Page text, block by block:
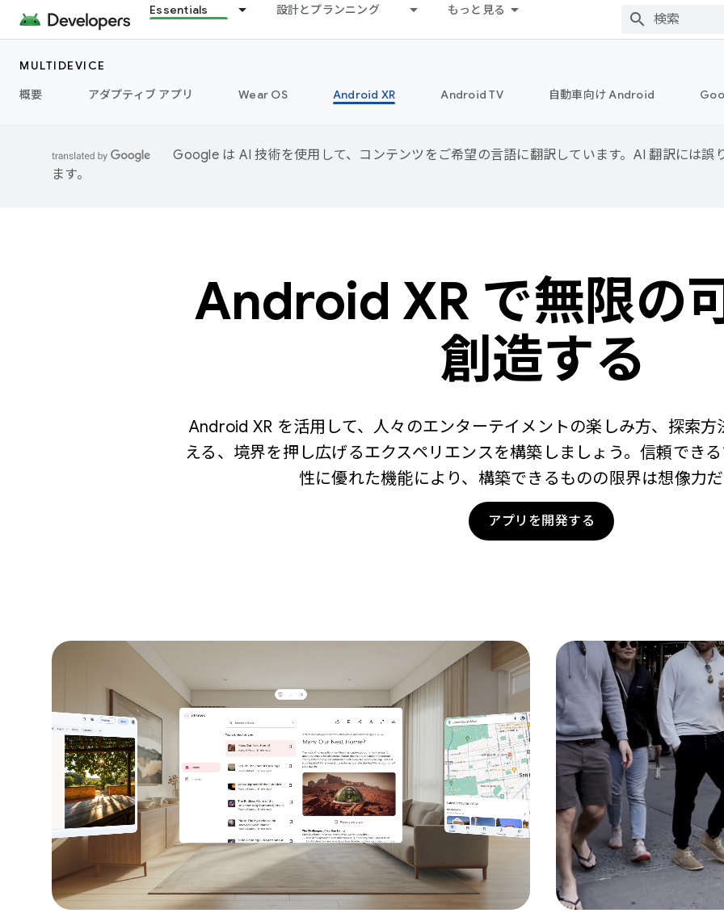
Essentials 設計とプランニング もっと見る
MULTIDEVICE
概要
アダプティブ アプリ Wear OS Android XR Android TV 自動車向け Android
Google は AI 技術を使用して、コンテンツをご希望の言語に翻訳しています。AI 翻訳には誤
ます。
Android XR で無限の
創造する
Android XR を活用して、人々のエンターテイメントの楽しみ方、探索
える、境界を押し広げるエクスペリエンスを構築しましょう。信頼でき
性に優れた機能により、構築できるものの限界は想像力
アプリを開発する